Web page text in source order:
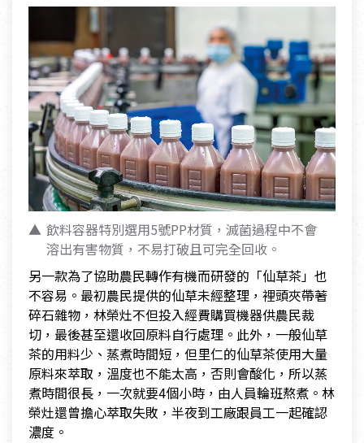
飲料容器特別選用5號PP材質，滅菌過程中不會
溶出有害物質，不易打破且可完全回收。
另一款為了協助農民轉作有機而研發的「仙草茶」也
不容易。最初農民提供的仙草未經整理，裡頭夾帶著
碎石雜物，林榮灶不但投入經費購買機器供農民裁
切，最後甚至還收回原料自行處理。此外，一般仙草
茶的用料少、蒸煮時間短，但里仁的仙草茶使用大量
原料來萃取，溫度也不能太高，否則會酸化，所以蒸
煮時間很長，一次就要4個小時，由人員輪班熬煮。林
榮灶還曾擔心萃取失敗，半夜到工廠跟員工一起確認
濃度。